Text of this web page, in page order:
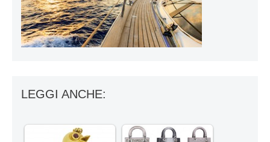
LEGGI ANCHE: